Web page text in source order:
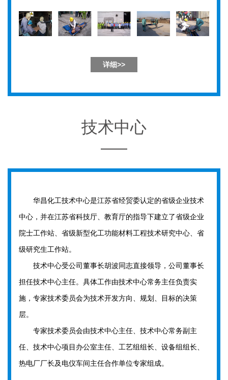
详细>>
技术中心
华昌化工技术中心是江苏省经贸委认定的省级企业技术
中心，并在江苏省科技厅、教育厅的指导下建立了省级企业
院士工作站、省级新型化工功能材料工程技术研究中心、省
级研究生工作站。
技术中心受公司董事长胡波同志直接领导，公司董事长
担任技术中心主任。具体工作由技术中心常务主任负责实
施，专家技术委员会为技术开发方向、规划、目标的决策
层。
专家技术委员会由技术中心主任、技术中心常务副主
任、技术中心项目办公室主任、工艺组组长、设备组组长、
热电厂厂长及电仪车间主任合作单位专家组成。